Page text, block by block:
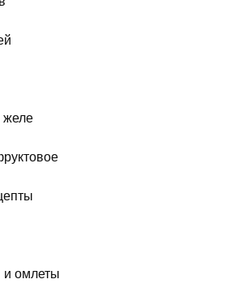
омлеты